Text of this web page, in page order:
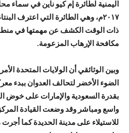
اليمنية لطائرة إم كيو ناين في سماء
٢٠١٧م، وهي الطائرة التي اعترف
ذات الوقت الكشف عن مهمتها في
مكافحة الإرهاب المزعومة.
وبين الوثائقي أن الولايات المتحدة
الضوء الأخضر لتحالف العدوان ببدء
بقدرة السعودية والإمارات على خوض
واسع ومباشر وقد وضعت القيادة
للاستيلاء على مدينة الحديدة كما